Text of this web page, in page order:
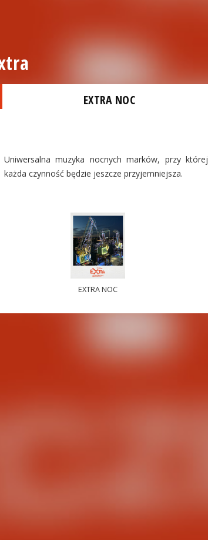
EXTRA NOC
Uniwersalna muzyka nocnych marków, przy której
każda czynność będzie jeszcze przyjemniejsza.
EXTRA NOC